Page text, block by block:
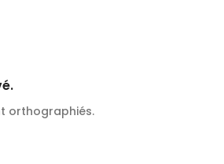
orthographiés.